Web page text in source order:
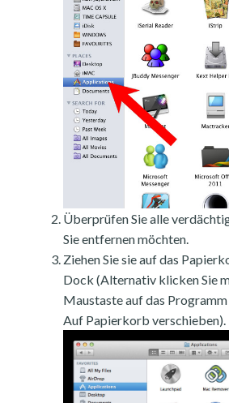
Überprüfen Sie alle
Sie entfernen möchten.
Ziehen Sie sie auf das
Dock (Alternativ klicken Sie
Maustaste auf das
Auf Papierkorb verschieben).